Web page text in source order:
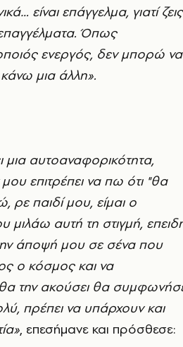
είναι επάγγελμα, γιατί ζεις
Όπως
ενεργός, δεν μπορώ να
μια άλλη».
μια αυτοαναφορικότητα,
επιτρέπει να πω ότι "θα
παιδί μου, είμαι ο
αυτή τη στιγμή,
άποψή μου σε σένα που
ο κόσμος και να
την ακούσει θα
πρέπει να υπάρχουν και
, επεσήμανε και πρόσθεσε: